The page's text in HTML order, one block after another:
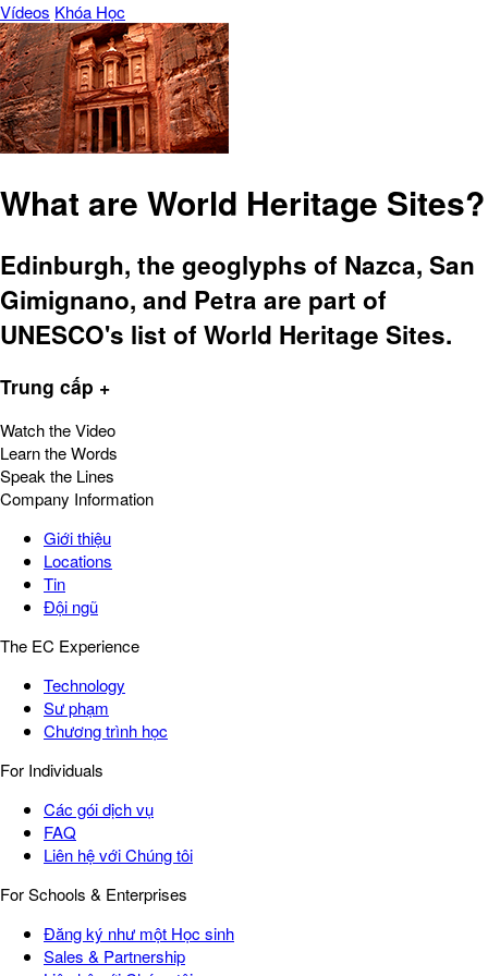
Vídeos Khóa Học
What are World Heritage Sites?
Edinburgh, the geoglyphs of Nazca, San
Gimignano, and Petra are part of
UNESCO's list of World Heritage Sites.
Trung cấp +
Watch the Video
Learn the Words
Speak the Lines
Company Information
Giới thiệu
Locations
Tin
Đội ngũ
The EC Experience
Technology
Sư phạm
Chương trình học
For Individuals
Các gói dịch vụ
FAQ
Liên hệ với Chúng tôi
For Schools & Enterprises
Đăng ký như một Học sinh
Sales & Partnership